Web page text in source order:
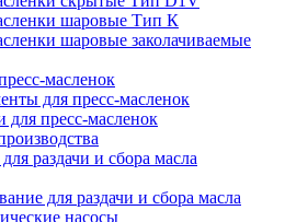
шаровые Тип К
шаровые заколачиваемые
масленок
для пресс-масленок
для пресс-масленок
раздачи и сбора масла
для раздачи и сбора масла
насосы